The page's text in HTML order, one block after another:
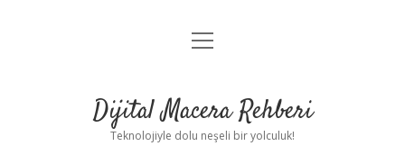
Anasayfa
Yasal Uyarı
menüyü
Dijital Macera Rehberi
Teknolojiyle dolu neşeli bir yolculuk!